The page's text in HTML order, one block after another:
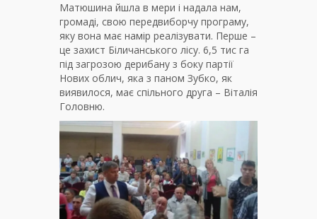
Матюшина йшла в мери і надала нам,
громаді, свою передвиборчу програму,
яку вона має намір реалізувати. Перше –
це захист Біличанського лісу. 6,5 тис га
під загрозою дерибану з боку партії
Нових облич, яка з паном Зубко, як
виявилося, має спільного друга – Віталія
Головню.